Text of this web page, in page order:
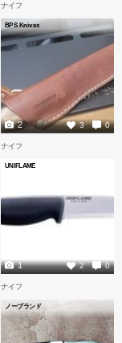
ナイフ
BPS Knives
3 0
2
ナイフ
UNIFLAME
2 0
1
ナイフ
ノーブランド